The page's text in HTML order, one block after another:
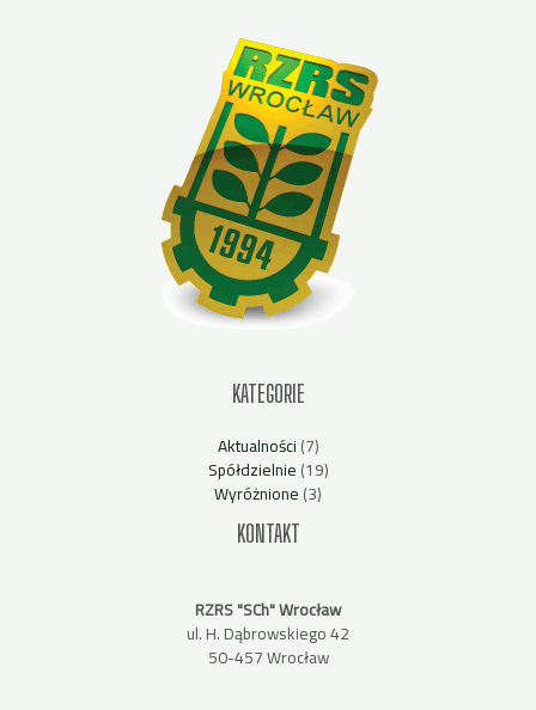
KATEGORIE
Aktualności(7)
Spółdzielnie(19)
Wyróżnione(3)
KONTAKT
RZRS "SCh" Wrocław
ul. H. Dąbrowskiego 42
50-457 Wrocław